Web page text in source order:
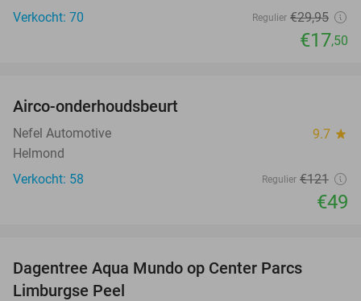
Verkocht: 70
Regulier €29,95
€17,50
Airco-onderhoudsbeurt
Nefel Automotive 9.7 star
Helmond
Verkocht: 58
Regulier €121
€49
Dagentree Aqua Mundo op Center Parcs
Limburgse Peel